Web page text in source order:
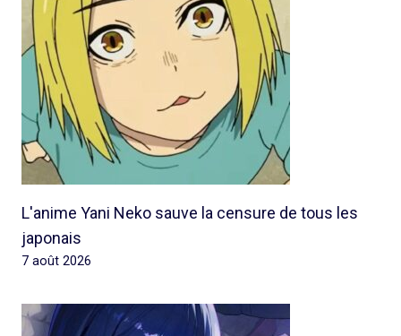
L'anime Yani Neko sauve la censure de tous les
japonais
7 août 2026